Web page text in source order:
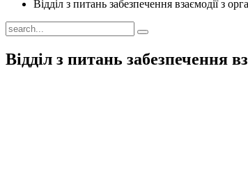
Відділ з питань забезпечення взаємодії з
Відділ з питань забезпечення